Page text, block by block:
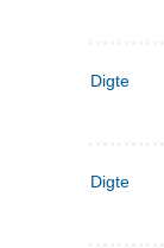
Digte
Digte